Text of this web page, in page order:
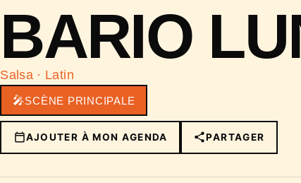
BARIO
Salsa · Latin
🎤SCÈNE PRINCIPALE
AJOUTER À MON AGENDA PARTAGER